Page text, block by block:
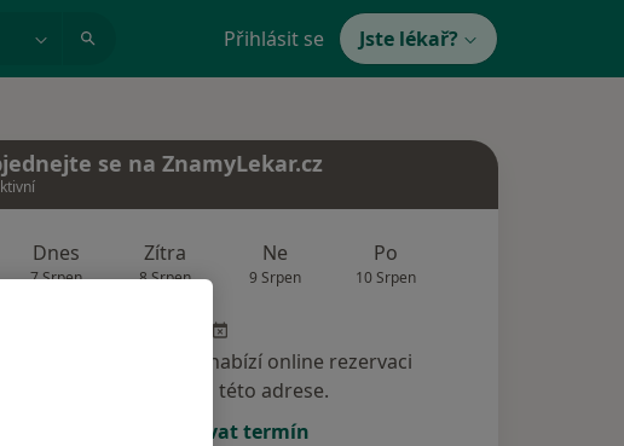
Přihlásit se Jste lékař?
se na ZnamyLekar.cz
Dnes
7 Srpen
Zítra
8 Srpen
Ne
9 Srpen
Po
10 Srpen
Tento specialista nenabízí online rezervaci
termínu na této adrese.
Rezervovat termín